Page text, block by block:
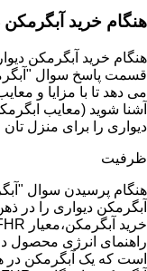
هنگام خرید آبگرمکن
هنگام خرید آبگرمکن
قسمت پاسخ سوال
می دهد تا با مزایا و
آشنا شوید (معایب
دیواری را برای منزل تان
ظرفیت
هنگام پرسیدن سوال
آبگرمکن دیواری را در
راهنمای انرژی محصول
است که یک آبگرمکن در